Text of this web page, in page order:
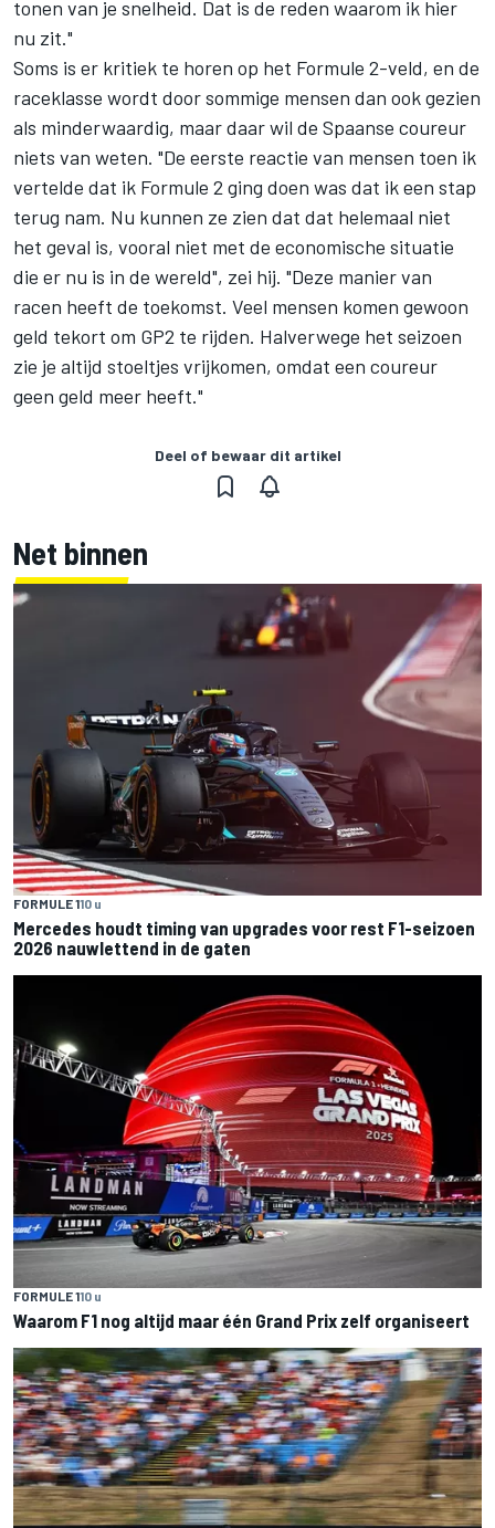
tonen van je snelheid. Dat is de reden waarom ik hier
nu zit."
Soms is er kritiek te horen op het Formule 2-veld, en de
raceklasse wordt door sommige mensen dan ook gezien
als minderwaardig, maar daar wil de Spaanse coureur
niets van weten. "De eerste reactie van mensen toen ik
vertelde dat ik Formule 2 ging doen was dat ik een stap
terug nam. Nu kunnen ze zien dat dat helemaal niet
het geval is, vooral niet met de economische situatie
die er nu is in de wereld", zei hij. "Deze manier van
racen heeft de toekomst. Veel mensen komen gewoon
geld tekort om GP2 te rijden. Halverwege het seizoen
zie je altijd stoeltjes vrijkomen, omdat een coureur
geen geld meer heeft."
Deel of bewaar dit artikel
Net binnen
FORMULE 110 u
Mercedes houdt timing van upgrades voor rest F1-seizoen
2026 nauwlettend in de gaten
FORMULE 110 u
Waarom F1 nog altijd maar één Grand Prix zelf organiseert